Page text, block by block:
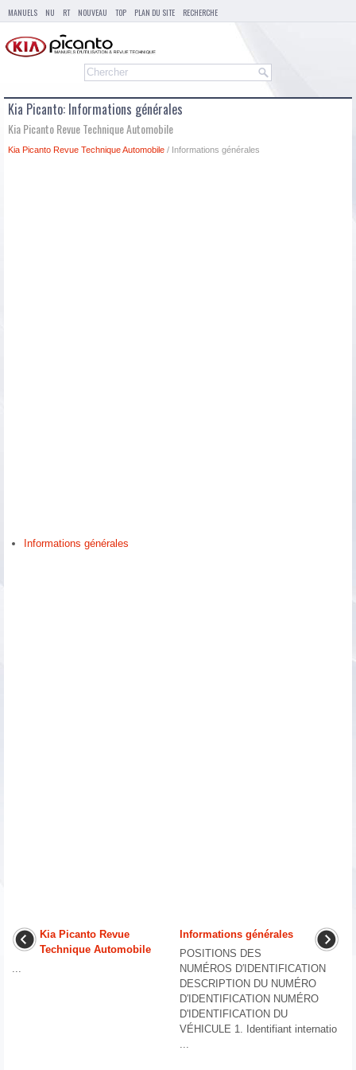
MANUELS NU RT NOUVEAU TOP PLAN DU SITE RECHERCHE
Kia Picanto: Informations générales
Kia Picanto Revue Technique Automobile
Kia Picanto Revue Technique Automobile / Informations générales
Informations générales
Kia Picanto Revue
Technique Automobile
...
Informations générales
POSITIONS DES
NUMÉROS D′IDENTIFICATION
DESCRIPTION DU NUMÉRO
D′IDENTIFICATION NUMÉRO
D'IDENTIFICATION DU
VÉHICULE 1. Identifiant internatio
...